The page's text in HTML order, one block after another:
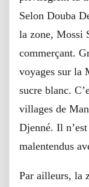
Selon Douba
la zone, Mossi
commerçant.
voyages sur la
sucre blanc.
villages de
Djenné. Il
malentendus
Par ailleurs, la